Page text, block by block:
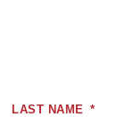
LAST NAME